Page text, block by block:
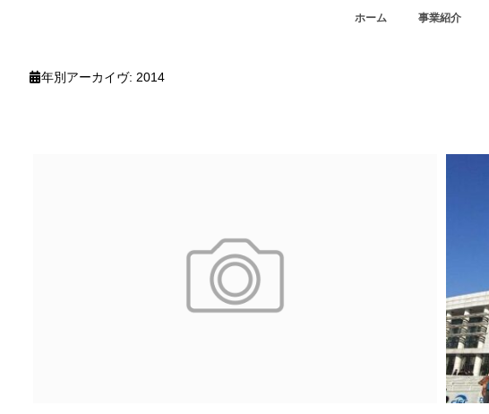
ホーム 事業紹介
年別アーカイヴ: 2014